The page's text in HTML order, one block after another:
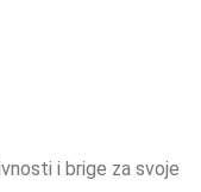
i brige za svoje